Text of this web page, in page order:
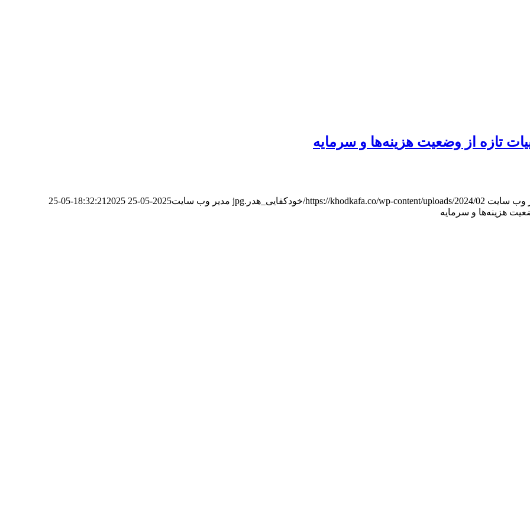
تازه از وضعیت هزینه‌ها و سرمایه
وب سایت https://khodkafa.co/wp-content/uploads/2024/02/خودکفایی_هدر.jpg مدیر وب سایت2025-05-25 18:32:21
2025-05-25
هزینه‌ها و سرمایه